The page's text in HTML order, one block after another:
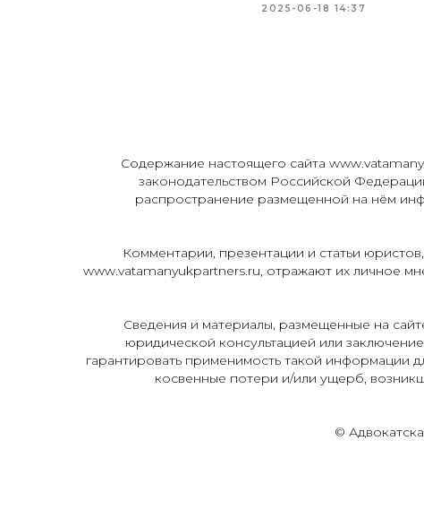
2025-06-18 14:37
Содержание настоящего сайта
законодательством Российской
распространение размещенной на нём
Комментарии, презентации и статьи
www.vatamanyukpartners.ru, отражают их личное
Сведения и материалы, размещенные на
юридической консультацией или
гарантировать применимость такой информации
косвенные потери и/или ущерб,
©